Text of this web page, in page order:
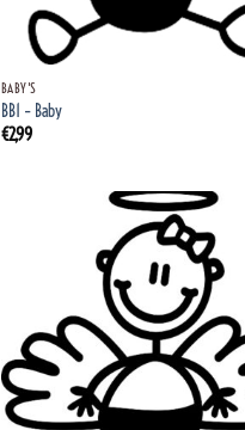
+
BABY'S
BB1 – Baby
€2,99